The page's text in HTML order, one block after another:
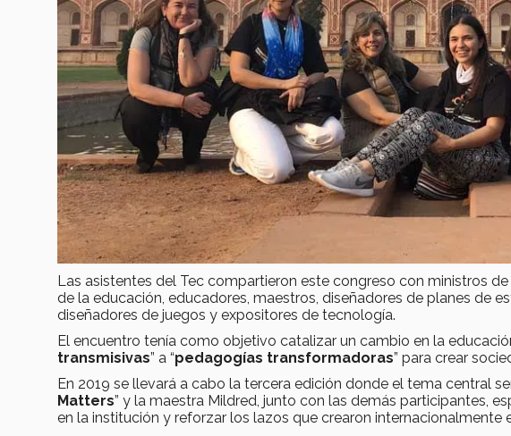
Las asistentes del Tec compartieron este congreso con ministros
de la educación, educadores, maestros, diseñadores de planes de
diseñadores de juegos y expositores de tecnología.
El encuentro tenía como objetivo catalizar un cambio en la
transmisivas” a “pedagogías transformadoras” para crear
En 2019 se llevará a cabo la tercera edición donde el tema central
Matters” y la maestra Mildred, junto con las demás participantes,
en la institución y reforzar los lazos que crearon internacionalmente